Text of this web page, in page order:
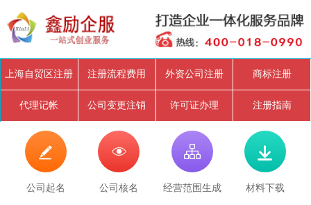
上海自贸区注册 注册流程费用 外资公司注册 商标注册
代理记帐 公司变更注销 许可证办理 注册指南

公司起名

公司核名

经营范围生成

材料下载